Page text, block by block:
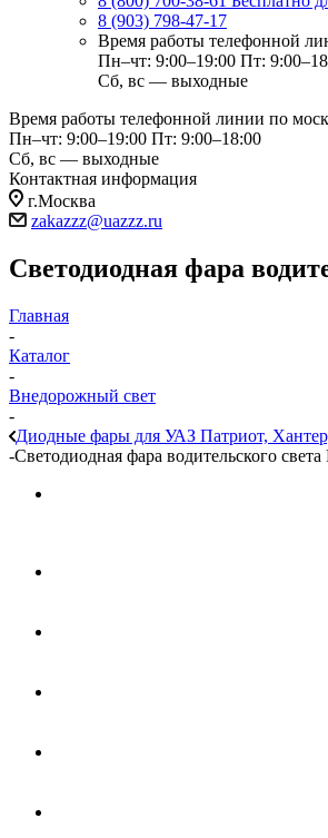
8 (903) 798-47-17
Время работы телефонной
Пн–чт: 9:00–19:00 Пт:
Сб, вс — выходные
Время работы телефонной линии по
Пн–чт: 9:00–19:00 Пт: 9:00–18:00
Сб, вс — выходные
Контактная информация
г.Москва
zakazzz@uazzz.ru
Светодиодная фара
Главная
-
Каталог
-
Внедорожный свет
-
Диодные фары для УАЗ Патриот,
-Светодиодная фара водительского